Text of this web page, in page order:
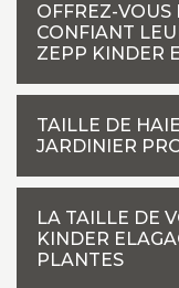
OFFREZ-VOUS
CONFIANT
ZEPP KINDER
TAILLE DE
JARDINIER
LA TAILLE DE
KINDER
PLANTES